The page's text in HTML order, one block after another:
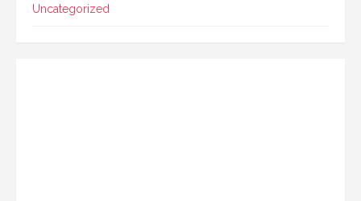
Uncategorized